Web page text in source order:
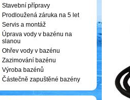
Stavební přípravy
Prodloužená záruka na 5 let
Servis a montáž
Úprava vody v bazénu na
slanou
Ohřev vody v bazénu
Zazimování bazénu
Výroba bazénů
Částečně zapuštěné bazény